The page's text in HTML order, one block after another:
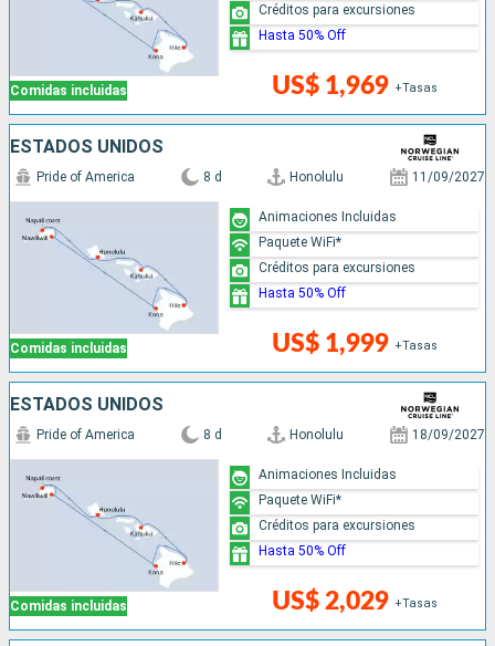
Comidas incluidas US$ 1,969 +Tasas
Créditos para excursiones
Hasta 50% Off
ESTADOS UNIDOS
Comidas incluidas
Pride of America 8 d Honolulu 11/09/2027
US$ 1,999 +Tasas
Animaciones Incluidas
Paquete WiFi*
Créditos para excursiones
Hasta 50% Off
ESTADOS UNIDOS
Comidas incluidas
Pride of America 8 d Honolulu 18/09/2027
US$ 2,029 +Tasas
Animaciones Incluidas
Paquete WiFi*
Créditos para excursiones
Hasta 50% Off